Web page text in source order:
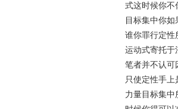
式这时候你不
目标集中你
谁你罪行定性
运动式寄托于
笔者并不认可
只使定性手
力量目标集